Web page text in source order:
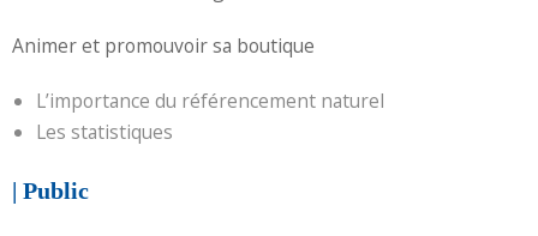
Animer et promouvoir sa boutique
L’importance du référencement naturel
Les statistiques
| Public